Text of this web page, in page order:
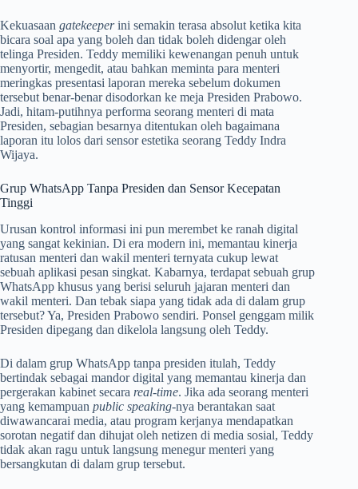
Kekuasaan gatekeeperini semakin terasa absolut ketika kita
bicara soal apa yang boleh dan tidak boleh didengar oleh
telinga Presiden. Teddy memiliki kewenangan penuh untuk
menyortir, mengedit, atau bahkan meminta para menteri
meringkas presentasi laporan mereka sebelum dokumen
tersebut benar-benar disodorkan ke meja Presiden Prabowo.
Jadi, hitam-putihnya performa seorang menteri di mata
Presiden, sebagian besarnya ditentukan oleh bagaimana
laporan itu lolos dari sensor estetika seorang Teddy Indra
Wijaya.
Grup WhatsApp Tanpa Presiden dan Sensor Kecepatan
Tinggi
Urusan kontrol informasi ini pun merembet ke ranah digital
yang sangat kekinian. Di era modern ini, memantau kinerja
ratusan menteri dan wakil menteri ternyata cukup lewat
sebuah aplikasi pesan singkat. Kabarnya, terdapat sebuah grup
WhatsApp khusus yang berisi seluruh jajaran menteri dan
wakil menteri. Dan tebak siapa yang tidak ada di dalam grup
tersebut? Ya, Presiden Prabowo sendiri. Ponsel genggam milik
Presiden dipegang dan dikelola langsung oleh Teddy.
Di dalam grup WhatsApp tanpa presiden itulah, Teddy
bertindak sebagai mandor digital yang memantau kinerja dan
pergerakan kabinet secara real-time. Jika ada seorang menteri
yang kemampuan public speaking-nya berantakan saat
diwawancarai media, atau program kerjanya mendapatkan
sorotan negatif dan dihujat oleh netizen di media sosial, Teddy
tidak akan ragu untuk langsung menegur menteri yang
bersangkutan di dalam grup tersebut.